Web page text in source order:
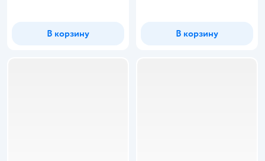
В корзину В корзину